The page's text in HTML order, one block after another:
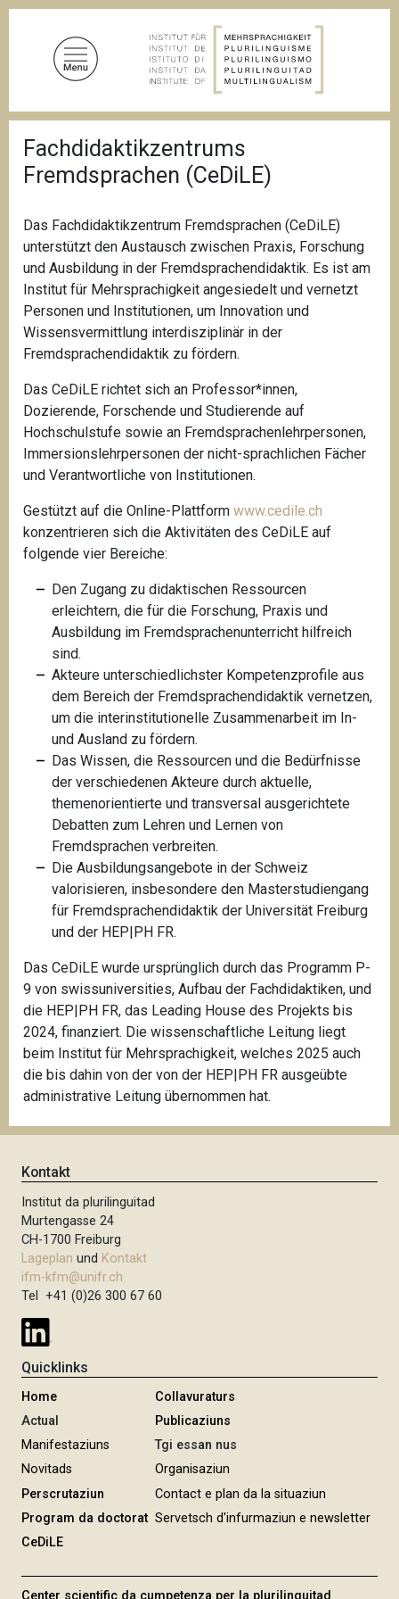
D
f
a
d
v
i
g
a
t
i
o
n
Fachdidaktikzentrums
Fremdsprachen (CeDiLE)
Das Fachdidaktikzentrum Fremdsprachen (CeDiLE)
unterstützt den Austausch zwischen Praxis, Forschung
und Ausbildung in der Fremdsprachendidaktik. Es ist am
Institut für Mehrsprachigkeit angesiedelt und vernetzt
Personen und Institutionen, um Innovation und
Wissensvermittlung interdisziplinär in der
Fremdsprachendidaktik zu fördern.
Das CeDiLE richtet sich an Professor*innen,
Dozierende, Forschende und Studierende auf
Hochschulstufe sowie an Fremdsprachenlehrpersonen,
Immersionslehrpersonen der nicht-sprachlichen Fächer
und Verantwortliche von Institutionen.
Gestützt auf die Online-Plattform www.cedile.ch
konzentrieren sich die Aktivitäten des CeDiLE auf
folgende vier Bereiche:
Den Zugang zu didaktischen Ressourcen
erleichtern, die für die Forschung, Praxis und
Ausbildung im Fremdsprachenunterricht hilfreich
sind.
Akteure unterschiedlichster Kompetenzprofile aus
dem Bereich der Fremdsprachendidaktik vernetzen,
um die interinstitutionelle Zusammenarbeit im In-
und Ausland zu fördern.
Das Wissen, die Ressourcen und die Bedürfnisse
der verschiedenen Akteure durch aktuelle,
themenorientierte und transversal ausgerichtete
Debatten zum Lehren und Lernen von
Fremdsprachen verbreiten.
Die Ausbildungsangebote in der Schweiz
valorisieren, insbesondere den Masterstudiengang
für Fremdsprachendidaktik der Universität Freiburg
und der HEP|PH FR.
Das CeDiLE wurde ursprünglich durch das Programm P-
9 von swissuniversities, Aufbau der Fachdidaktiken, und
die HEP|PH FR, das Leading House des Projekts bis
2024, finanziert. Die wissenschaftliche Leitung liegt
beim Institut für Mehrsprachigkeit, welches 2025 auch
die bis dahin von der von der HEP|PH FR ausgeübte
administrative Leitung übernommen hat.
Kontakt
Institut da plurilinguitad
Murtengasse 24
CH-1700 Freiburg
Lageplan und Kontakt
ifm-kfm@unifr.ch
Tel +41 (0)26 300 67 60
Quicklinks
Home
Actual
Manifestaziuns
Novitads
Perscrutaziun
Program da doctorat
CeDiLE
Collavuraturs
Publicaziuns
Tgi essan nus
Organisaziun
Contact e plan da la situaziun
Servetsch d'infurmaziun e newsletter
Center scientific da cumpetenza per la plurilinguitad